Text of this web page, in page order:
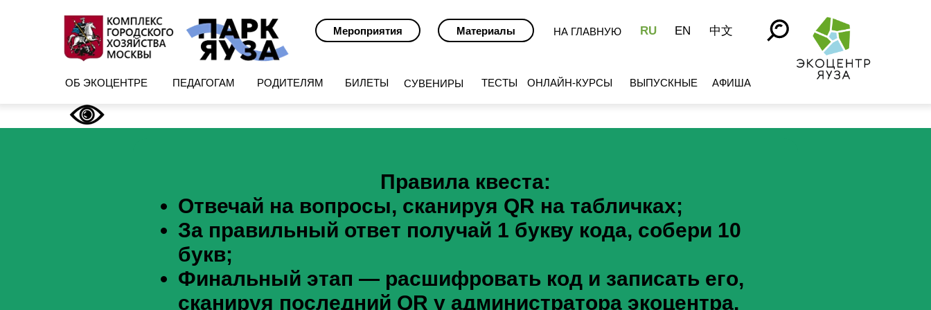
RU EN 中文
ОБ ЭКОЦЕНТРЕ ПЕДАГОГАМ РОДИТЕЛЯМ ВЫПУСКНЫЕ
СУВЕНИРЫ АФИША
ТЕСТЫ
БИЛЕТЫ
НА ГЛАВНУЮ
ОНЛАЙН-КУРСЫ
Материалы
Мероприятия
Правила квеста:
Отвечай на вопросы, сканируя QR на табличках;
За правильный ответ получай 1 букву кода, собери 10
букв;
Финальный этап — расшифровать код и записать его,
сканируя последний QR у администратора экоцентра.